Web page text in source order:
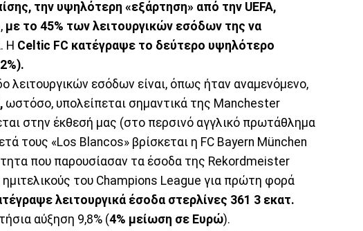
την υψηλότερη «εξάρτηση» από την UEFA,
με το 45% των λειτουργικών εσόδων της να
. Η Celtic FC κατέγραψε το δεύτερο υψηλότερο
λειτουργικών εσόδων είναι, όπως ήταν αναμενόμενο,
ωστόσο, υπολείπεται σημαντικά της Manchester
στην έκθεσή μας (στο περσινό αγγλικό πρωτάθλημα
τους «Los Blancos» βρίσκεται η FC Bayern München
που παρουσίασαν τα έσοδα της Rekordmeister
του Champions League για πρώτη φορά
λειτουργικά έσοδα στερλίνες 361 3 εκατ.
αύξηση 9,8% (4% μείωση σε Ευρώ).